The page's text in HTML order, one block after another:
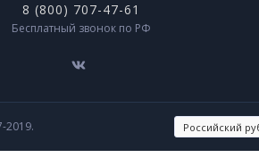
8 (800) 707-47-61
Бесплатный звонок по РФ
2019.